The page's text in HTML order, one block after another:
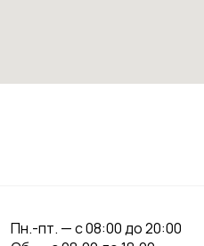
Пн.-пт. — с 08:00 до 20:00